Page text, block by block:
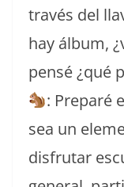
través del
hay álbum,
pensé ¿qué
: Preparé
sea un
disfrutar